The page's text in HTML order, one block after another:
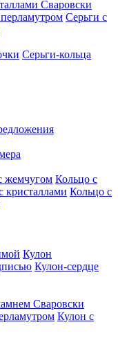
Сваровски
Серьги с
Серьги-кольца
жемчугом Кольцо с
кристаллами Кольцо с
Кулон
Кулон-сердце
Сваровски
Кулон с